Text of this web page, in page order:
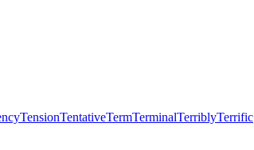
TensionTentativeTermTerminalTerriblyTerrific